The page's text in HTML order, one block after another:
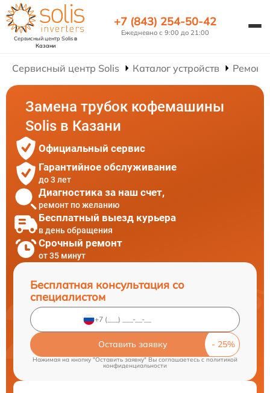
Сервисный центр Solisв
Казани
+7 (843) 254-50-42
Ежедневно с 9:00 до 21:00
Сервисный центр Solis Каталог устройств
Замена трубок кофемашины
Solis в Казани
Официальный сервис
Гарантийное обслуживание
до 3 лет
Диагностика за наш счет,
ремонт по желанию
Бесплатный выезд курьера
в день обращения
Срочный ремонт
от 35 минут
Бесплатная консультация со
специалистом
Оставить заявку
Нажимая на кнопку "Оставить заявку" Вы соглашаетесь cполитикой
конфиденциальности